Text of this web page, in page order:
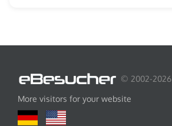
© 2002-2026
More visitors for your website